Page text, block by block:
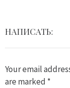
НАПИСАТЬ:
Your email
are marked *